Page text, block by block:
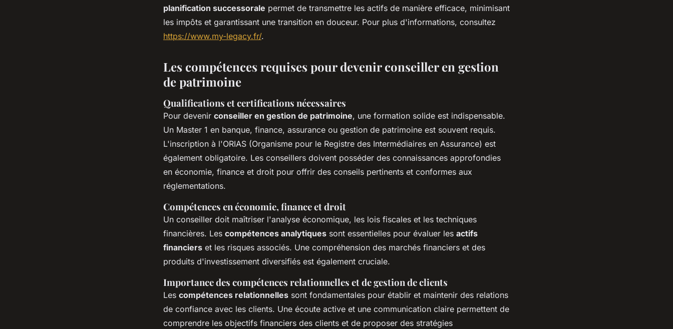
planification successorale permet de transmettre les actifs de manière efficace, minimisant
les impôts et garantissant une transition en douceur. Pour plus d'informations, consultez
https://www.my-legacy.fr/.
Les compétences requises pour devenir conseiller en gestion
de patrimoine
Qualifications et certifications nécessaires
Pour devenir conseiller en gestion de patrimoine, une formation solide est indispensable.
Un Master 1 en banque, finance, assurance ou gestion de patrimoine est souvent requis.
L'inscription à l'ORIAS (Organisme pour le Registre des Intermédiaires en Assurance) est
également obligatoire. Les conseillers doivent posséder des connaissances approfondies
en économie, finance et droit pour offrir des conseils pertinents et conformes aux
réglementations.
Compétences en économie, finance et droit
Un conseiller doit maîtriser l'analyse économique, les lois fiscales et les techniques
financières. Les compétences analytiques sont essentielles pour évaluer les actifs
financiers et les risques associés. Une compréhension des marchés financiers et des
produits d'investissement diversifiés est également cruciale.
Importance des compétences relationnelles et de gestion de clients
Les compétences relationnelles sont fondamentales pour établir et maintenir des relations
de confiance avec les clients. Une écoute active et une communication claire permettent de
comprendre les objectifs financiers des clients et de proposer des stratégies